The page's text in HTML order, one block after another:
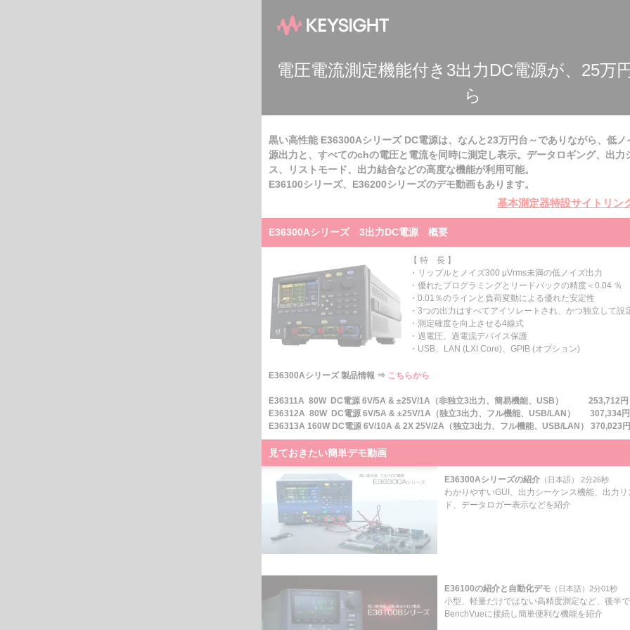
電圧電流測定機能付き3出力DC電源が、25万
ら
黒い高性能 E36300Aシリーズ DC電源は、なんと23万円台～でありながら、低
源出力と、すべてのchの電圧と電流を同時に測定し表示。データロギング、出力
ス、リストモード、出力結合などの高度な機能が利用可能。
E36100シリーズ、E36200シリーズのデモ動画もあります。
基本測定器特設サイトリン
E36300Aシリーズ 3出力DC電源 概要
【 特 長 】
・リップルとノイズ300 µVrms未満の低ノイズ出力
・優れたプログラミングとリードバックの精度＜0.04 ％
・0.01％のラインと負荷変動による優れた安定性
・3つの出力はすべてアイソレートされ、かつ独立して設
・測定確度を向上させる4線式
・過電圧、過電流デバイス保護
・USB、LAN (LXI Core)、GPIB (オプション)
E36300Aシリーズ 製品情報 ⇒ こちらから
E36311A 80W DC電源 6V/5A & ±25V/1A（非独立3出力、簡易機能、USB）
253,712円
E36312A 80W DC電源 6V/5A & ±25V/1A（独立3出力、フル機能、USB/LAN） 307,334円
E36313A 160W DC電源 6V/10A & 2X 25V/2A（独立3出力、フル機能、USB/LAN）
370,023円
見ておきたい簡単デモ動画
E36300Aシリーズの紹介 （日本語） 2分26秒
わかりやすいGUI、出力シーケンス機能、出力リ
ド、データロガー表示などを紹介
E36100の紹介と自動化デモ （日本語）2分01秒
小型、軽量だけではない高精度測定など、後半
BenchVueに接続し簡単便利な機能を紹介